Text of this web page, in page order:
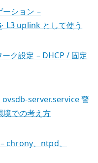
ション –
L3 uplink として使う
ク設定 – DHCP / 固定
server.service 警
での考え方
chrony、ntpd、